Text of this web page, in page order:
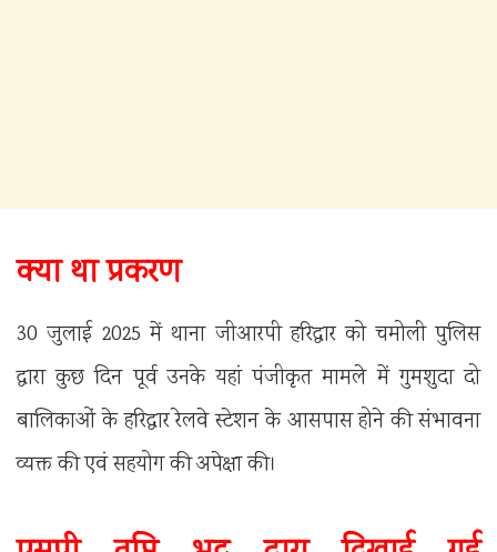
क्या था प्रकरण
30 जुलाई 2025 में थाना जीआरपी हरिद्वार को चमोली पुलिस
द्वारा कुछ दिन पूर्व उनके यहां पंजीकृत मामले में गुमशुदा दो
बालिकाओं के हरिद्वार रेलवे स्टेशन के आसपास होने की संभावना
व्यक्त की एवं सहयोग की अपेक्षा की।